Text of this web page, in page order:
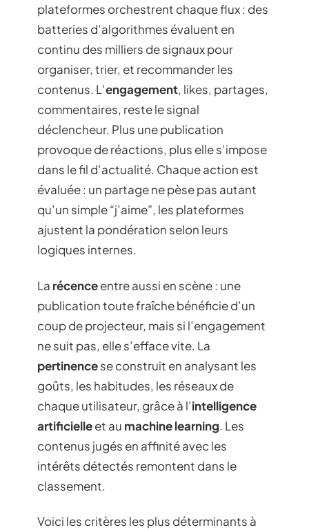
plateformes orchestrent chaque flux : des
batteries d’algorithmes évaluent en
continu des milliers de signaux pour
organiser, trier, et recommander les
contenus. L’engagement, likes, partages,
commentaires, reste le signal
déclencheur. Plus une publication
provoque de réactions, plus elle s’impose
dans le fil d’actualité. Chaque action est
évaluée : un partage ne pèse pas autant
qu’un simple “j’aime”, les plateformes
ajustent la pondération selon leurs
logiques internes.
La récenceentre aussi en scène : une
publication toute fraîche bénéficie d’un
coup de projecteur, mais si l’engagement
ne suit pas, elle s’efface vite. La
pertinencese construit en analysant les
goûts, les habitudes, les réseaux de
chaque utilisateur, grâce à l’intelligence
artificielleet au machine learning. Les
contenus jugés en affinité avec les
intérêts détectés remontent dans le
classement.
Voici les critères les plus déterminants à